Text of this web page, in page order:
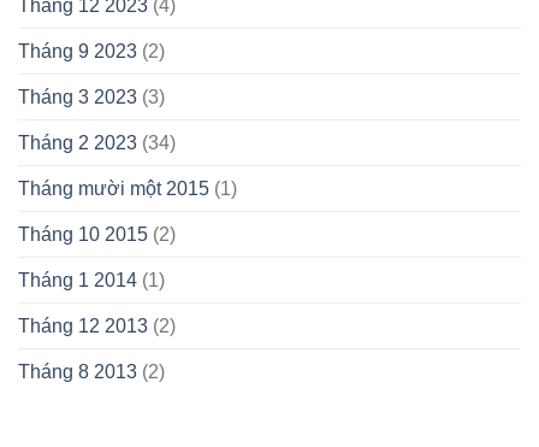
Tháng 12 2023 (4)
Tháng 9 2023 (2)
Tháng 3 2023 (3)
Tháng 2 2023 (34)
Tháng mười một 2015 (1)
Tháng 10 2015 (2)
Tháng 1 2014 (1)
Tháng 12 2013 (2)
Tháng 8 2013 (2)